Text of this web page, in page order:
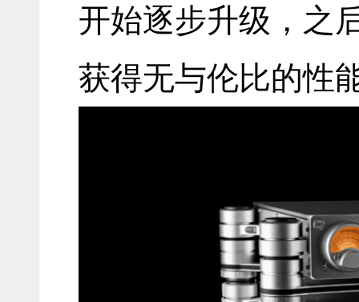
开始逐步升级，之
获得无与伦比的性